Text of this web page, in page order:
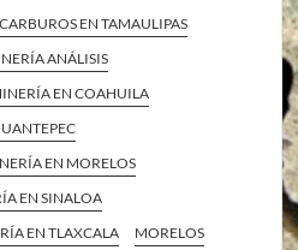
EN TAMAULIPAS
ANÁLISIS
EN COAHUILA
EN MORELOS
EN SINALOA
EN TLAXCALA
MORELOS